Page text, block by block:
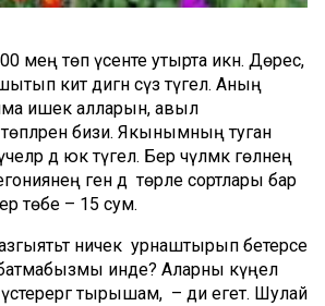
мең төп үсенте утырта икән. Дөрес,
китә дигән сүз түгел. Аның
ишек алларын, авыл
төпләрен бизи. Якынымның туган
дә юк түгел. Бер чүлмәк гөлнең
генә дә төрле сортлары бар
төбе – 15 сум.
ничек урнаштырып бетерәсе
инде? Аларны күңел
тырышам, – ди егет. Шулай